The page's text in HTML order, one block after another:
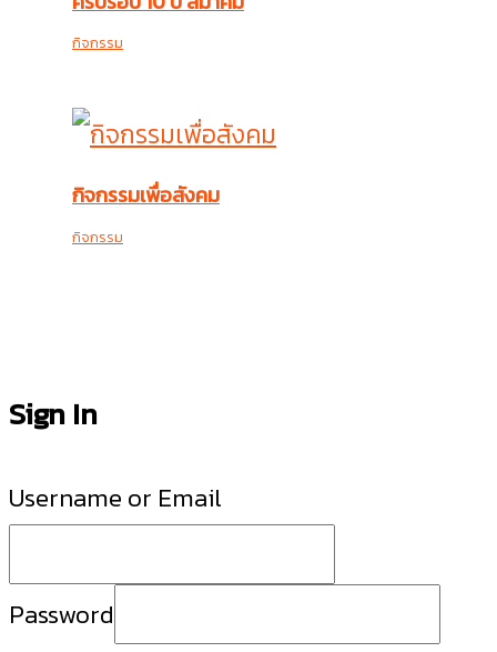
กิจกรรม
กิจกรรมเพื่อสังคม
กิจกรรม
Sign In
Username or Email
Password